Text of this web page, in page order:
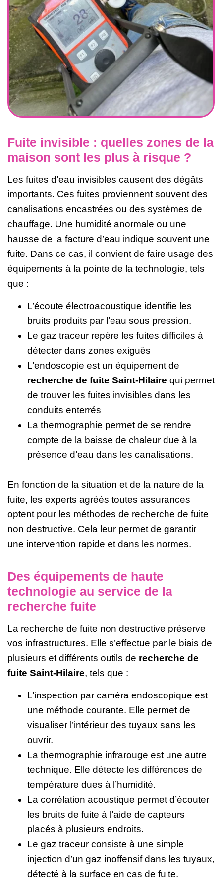
Fuite invisible : quelles zones de la
maison sont les plus à risque ?
Les fuites d’eau invisibles causent des dégâts
importants. Ces fuites proviennent souvent des
canalisations encastrées ou des systèmes de
chauffage. Une humidité anormale ou une
hausse de la facture d’eau indique souvent une
fuite. Dans ce cas, il convient de faire usage des
équipements à la pointe de la technologie, tels
que :
L’écoute électroacoustique identifie les
bruits produits par l’eau sous pression.
Le gaz traceur repère les fuites difficiles à
détecter dans zones exiguës
L’endoscopie est un équipement de
recherche de fuite Saint-Hilaire qui permet
de trouver les fuites invisibles dans les
conduits enterrés
La thermographie permet de se rendre
compte de la baisse de chaleur due à la
présence d’eau dans les canalisations.
En fonction de la situation et de la nature de la
fuite, les experts agréés toutes assurances
optent pour les méthodes de recherche de fuite
non destructive. Cela leur permet de garantir
une intervention rapide et dans les normes.
Des équipements de haute
technologie au service de la
recherche fuite
La recherche de fuite non destructive préserve
vos infrastructures. Elle s’effectue par le biais de
plusieurs et différents outils de recherche de
fuite Saint-Hilaire, tels que :
L’inspection par caméra endoscopique est
une méthode courante. Elle permet de
visualiser l’intérieur des tuyaux sans les
ouvrir.
La thermographie infrarouge est une autre
technique. Elle détecte les différences de
température dues à l’humidité.
La corrélation acoustique permet d’écouter
les bruits de fuite à l’aide de capteurs
placés à plusieurs endroits.
Le gaz traceur consiste à une simple
injection d’un gaz inoffensif dans les tuyaux,
détecté à la surface en cas de fuite.